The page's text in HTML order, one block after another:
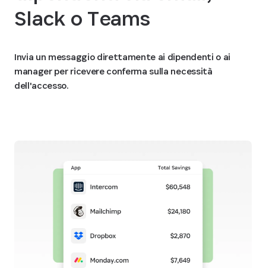
Slack o Teams
Invia un messaggio direttamente ai dipendenti o ai
manager per ricevere conferma sulla necessità
dell'accesso.